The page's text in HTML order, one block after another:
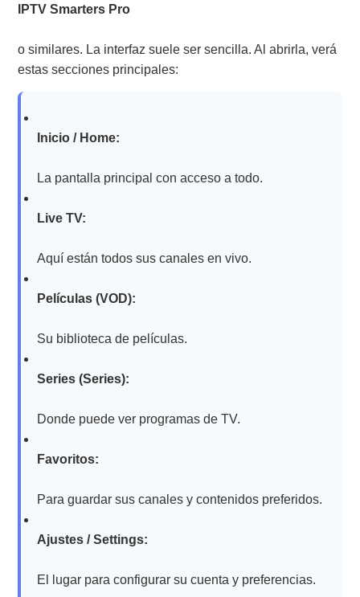
IPTV Smarters Pro
o similares. La interfaz suele ser sencilla. Al abrirla, verá
estas secciones principales:
Inicio / Home:
La pantalla principal con acceso a todo.
Live TV:
Aquí están todos sus canales en vivo.
Películas (VOD):
Su biblioteca de películas.
Series (Series):
Donde puede ver programas de TV.
Favoritos:
Para guardar sus canales y contenidos preferidos.
Ajustes / Settings:
El lugar para configurar su cuenta y preferencias.